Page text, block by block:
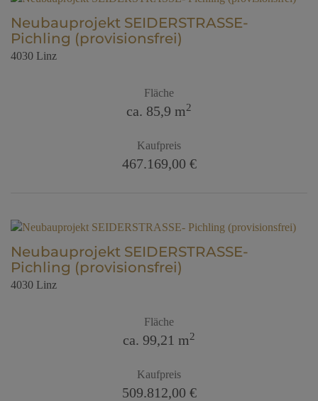
Neubauprojekt SEIDERSTRASSE-
Pichling (provisionsfrei)
4030 Linz
Fläche
ca. 85,9 m2
Kaufpreis
467.169,00 €
Neubauprojekt SEIDERSTRASSE-
Pichling (provisionsfrei)
4030 Linz
Fläche
ca. 99,21 m2
Kaufpreis
509.812,00 €